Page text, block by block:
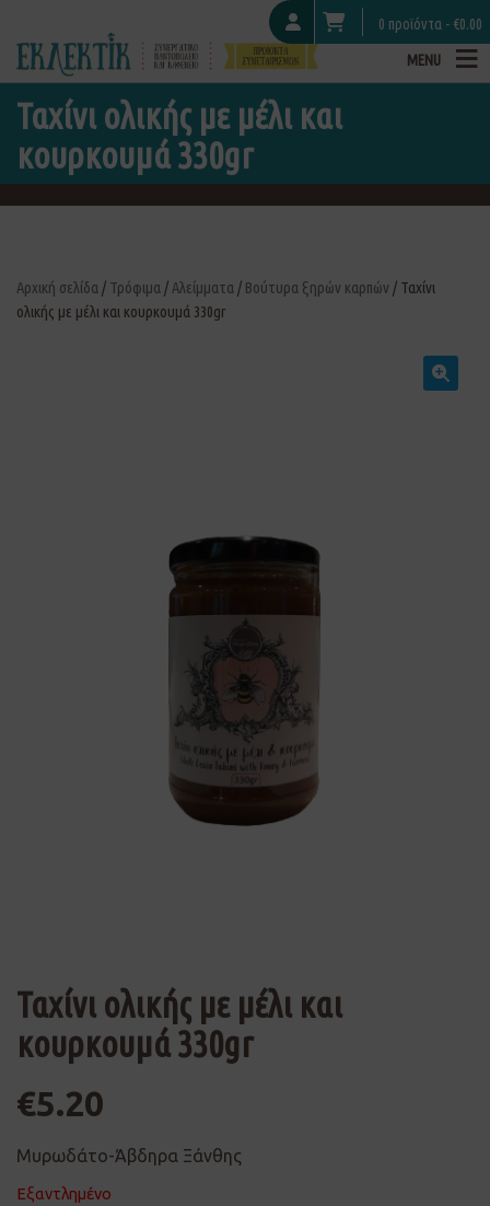
0 προϊόντα - €0.00
MENU
Ταχίνι ολικής με μέλι και
κουρκουμά 330gr
Αρχική σελίδα / Τρόφιμα / Αλείμματα / Βούτυρα ξηρών καρπών / Ταχίνι
ολικής με μέλι και κουρκουμά 330gr
Ταχίνι ολικής με μέλι και
κουρκουμά 330gr
€5.20
Μυρωδάτο-Άβδηρα Ξάνθης
Εξαντλημένο